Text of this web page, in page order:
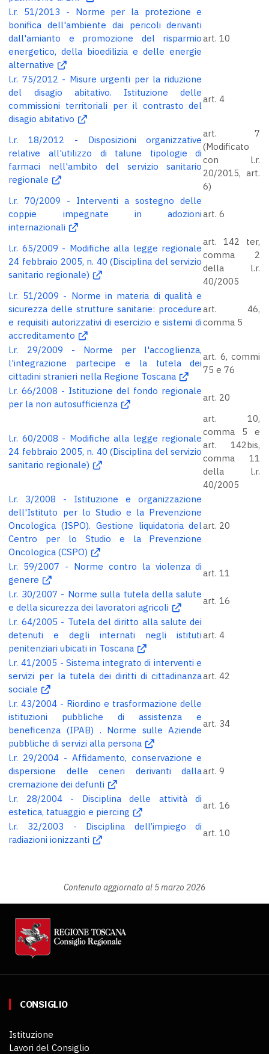
l.r. 51/2013 - Norme per la protezione e
bonifica dell'ambiente dai pericoli derivanti
dall'amianto e promozione del risparmio
energetico, della bioedilizia e delle energie
alternative
art. 10
l.r. 75/2012 - Misure urgenti per la riduzione
del disagio abitativo. Istituzione delle
commissioni territoriali per il contrasto del
disagio abitativo
art. 4
l.r. 18/2012 - Disposizioni organizzative
relative all'utilizzo di talune tipologie di
farmaci nell'ambito del servizio sanitario
regionale
art. 7
(Modificato
con l.r.
20/2015, art.
6)
l.r. 70/2009 - Interventi a sostegno delle
coppie impegnate in adozioni
internazionali
art. 6
l.r. 65/2009 - Modifiche alla legge regionale
24 febbraio 2005, n. 40 (Disciplina del servizio
sanitario regionale)
art. 142 ter,
comma 2
della l.r.
40/2005
l.r. 51/2009 - Norme in materia di qualità e
sicurezza delle strutture sanitarie: procedure
e requisiti autorizzativi di esercizio e sistemi di
accreditamento
art. 46,
comma 5
l.r. 29/2009 - Norme per l'accoglienza,
l'integrazione partecipe e la tutela dei
cittadini stranieri nella Regione Toscana
art. 6, commi
75 e 76
l.r. 66/2008 - Istituzione del fondo regionale
per la non autosufficienza
art. 20
l.r. 60/2008 - Modifiche alla legge regionale
24 febbraio 2005, n. 40 (Disciplina del servizio
sanitario regionale)
art. 10,
comma 5 e
art. 142bis,
comma 11
della l.r.
40/2005
l.r. 3/2008 - Istituzione e organizzazione
dell'Istituto per lo Studio e la Prevenzione
Oncologica (ISPO). Gestione liquidatoria del
Centro per lo Studio e la Prevenzione
Oncologica (CSPO)
art. 20
l.r. 59/2007 - Norme contro la violenza di
genere
art. 11
l.r. 30/2007 - Norme sulla tutela della salute
e della sicurezza dei lavoratori agricoli
art. 16
l.r. 64/2005 - Tutela del diritto alla salute dei
detenuti e degli internati negli istituti
penitenziari ubicati in Toscana
art. 4
l.r. 41/2005 - Sistema integrato di interventi e
servizi per la tutela dei diritti di cittadinanza
sociale
art. 42
l.r. 43/2004 - Riordino e trasformazione delle
istituzioni pubbliche di assistenza e
beneficenza (IPAB) . Norme sulle Aziende
pubbliche di servizi alla persona
art. 34
l.r. 29/2004 - Affidamento, conservazione e
dispersione delle ceneri derivanti dalla
cremazione dei defunti
art. 9
l.r. 28/2004 - Disciplina delle attività di
estetica, tatuaggio e piercing
art. 16
l.r. 32/2003 - Disciplina dell’impiego di
radiazioni ionizzanti
art. 10
Contenuto aggiornato al 5 marzo 2026
CONSIGLIO
Istituzione
Lavori del Consiglio